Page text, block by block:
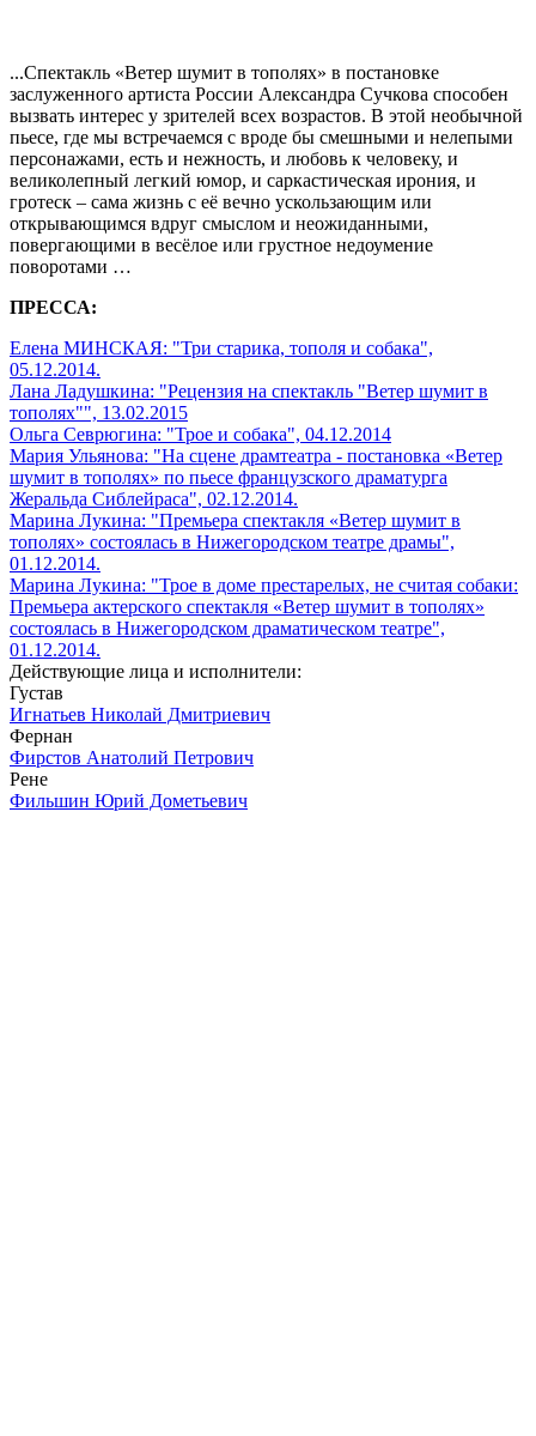
...Спектакль «Ветер шумит в тополях» в постановке
заслуженного артиста России Александра Сучкова способен
вызвать интерес у зрителей всех возрастов. В этой необычной
пьесе, где мы встречаемся с вроде бы смешными и нелепыми
персонажами, есть и нежность, и любовь к человеку, и
великолепный легкий юмор, и саркастическая ирония, и
гротеск – сама жизнь с её вечно ускользающим или
открывающимся вдруг смыслом и неожиданными,
повергающими в весёлое или грустное недоумение
поворотами …
ПРЕССА:
Елена МИНСКАЯ: "Три старика, тополя и собака",
05.12.2014.
Лана Ладушкина: "Рецензия на спектакль "Ветер шумит в
тополях"", 13.02.2015
Ольга Севрюгина: "Трое и собака", 04.12.2014
Мария Ульянова: "На сцене драмтеатра - постановка «Ветер
шумит в тополях» по пьесе французского драматурга
Жеральда Сиблейраса", 02.12.2014.
Марина Лукина: "Премьера спектакля «Ветер шумит в
тополях» состоялась в Нижегородском театре драмы",
01.12.2014.
Марина Лукина: "Трое в доме престарелых, не считая собаки:
Премьера актерского спектакля «Ветер шумит в тополях»
состоялась в Нижегородском драматическом театре",
01.12.2014.
Действующие лица и исполнители:
Густав
Игнатьев Николай Дмитриевич
Фернан
Фирстов Анатолий Петрович
Рене
Фильшин Юрий Дометьевич